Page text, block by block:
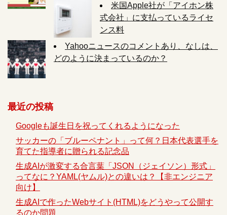
米国Apple社が「アイホン株
式会社」に支払っているライセ
ンス料
Yahooニュースのコメントあり、なしは、
どのように決まっているのか？
最近の投稿
Googleも誕生日を祝ってくれるようになった
サッカーの「ブルーペナント」って何？日本代表選手を
育てた指導者に贈られる記念品
生成AIが激変する合言葉「JSON（ジェイソン）形式」
ってなに？YAML(ヤムル)との違いは？【非エンジニア
向け】
生成AIで作ったWebサイト(HTML)をどうやって公開す
るのか問題